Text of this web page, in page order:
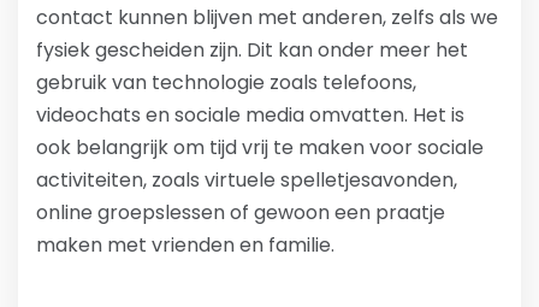
contact kunnen blijven met anderen, zelfs als we
fysiek gescheiden zijn. Dit kan onder meer het
gebruik van technologie zoals telefoons,
videochats en sociale media omvatten. Het is
ook belangrijk om tijd vrij te maken voor sociale
activiteiten, zoals virtuele spelletjesavonden,
online groepslessen of gewoon een praatje
maken met vrienden en familie.